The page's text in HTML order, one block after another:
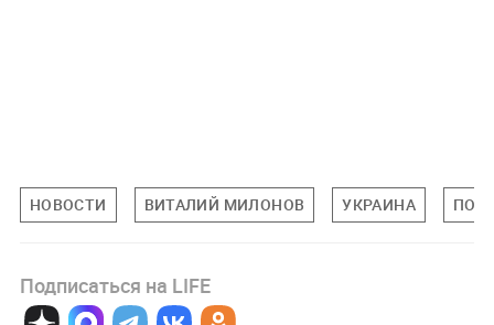
НОВОСТИ ВИТАЛИЙ МИЛОНОВ УКРАИНА
Подписаться на LIFE